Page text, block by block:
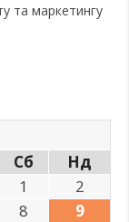
та маркетингу
Сб
Нд
1
2
8
9